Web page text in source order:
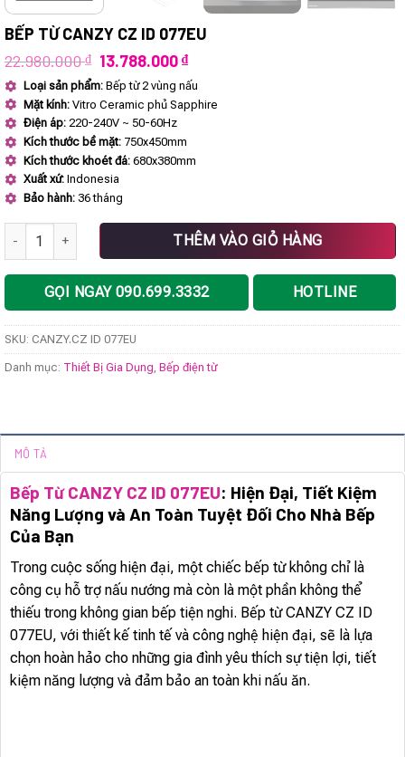
BẾP TỪ CANZY CZ ID 077EU
22.980.000₫ Giá
gốc
là:
22.980.000 ₫.
13.788.000₫Giá
hiện
tại
là:
Loại sản phẩm: Bếp từ 2 vùng nấu
Mặt kính: Vitro Ceramic phủ Sapphire
Điện áp: 220-240V ~ 50-60Hz
Kích thước bề mặt: 750x450mm
Kích thước khoét đá: 680x380mm
Xuất xứ: Indonesia
Bảo hành: 36 tháng
Bếp từ CANZY CZ ID 077EU số lượngTHÊM VÀO GIỎ HÀNG
GỌI NGAY 090.699.3332 HOTLINE
SKU: CANZY.CZ ID 077EU
Danh mục: Thiết Bị Gia Dụng Bếp điện từ
MÔ TẢ
Bếp Từ CANZY CZ ID 077EU: Hiện Đại, Tiết Kiệm
Năng Lượng và An Toàn Tuyệt Đối Cho Nhà Bếp
Của Bạn
Trong cuộc sống hiện đại, một chiếc bếp từ không chỉ là
công cụ hỗ trợ nấu nướng mà còn là một phần không thể
thiếu trong không gian bếp tiện nghi. Bếp từ CANZY CZ ID
077EU, với thiết kế tinh tế và công nghệ hiện đại, sẽ là lựa
chọn hoàn hảo cho những gia đình yêu thích sự tiện lợi, tiết
kiệm năng lượng và đảm bảo an toàn khi nấu ăn.